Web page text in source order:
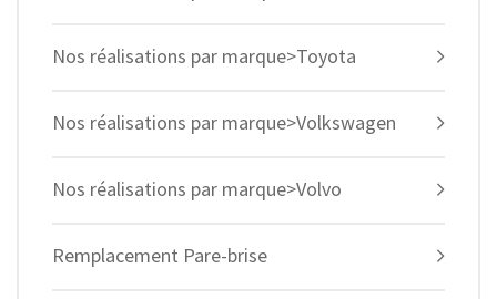
Nos réalisations par marque>Toyota
Nos réalisations par marque>Volkswagen
Nos réalisations par marque>Volvo
Remplacement Pare-brise